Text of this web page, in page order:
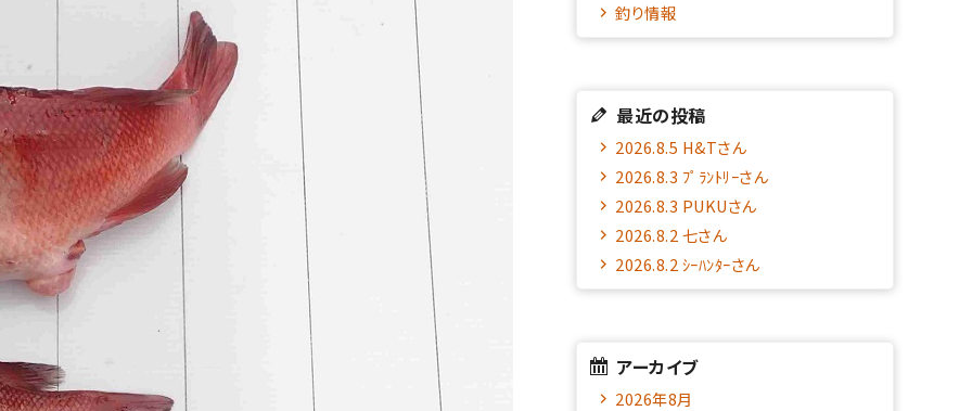
釣り情報
最近の投稿
2026.8.5 H&Tさん
2026.8.3 ﾌﾟﾗﾝﾄﾘｰさん
2026.8.3 PUKUさん
2026.8.2 七さん
2026.8.2 ｼｰﾊﾝﾀｰさん
アーカイブ
2026年8月